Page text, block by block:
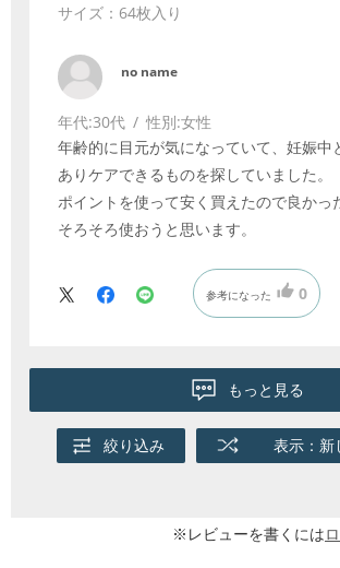
サイズ：64枚入り
no name
年代:30代 性別:女性
年齢的に目元が気になっていて、妊娠中
ありケアできるものを探していました。
ポイントを使って安く買えたので良かっ
そろそろ使おうと思います。
参考になった 0
もっと見る
絞り込み 表示：新
※レビューを書くには